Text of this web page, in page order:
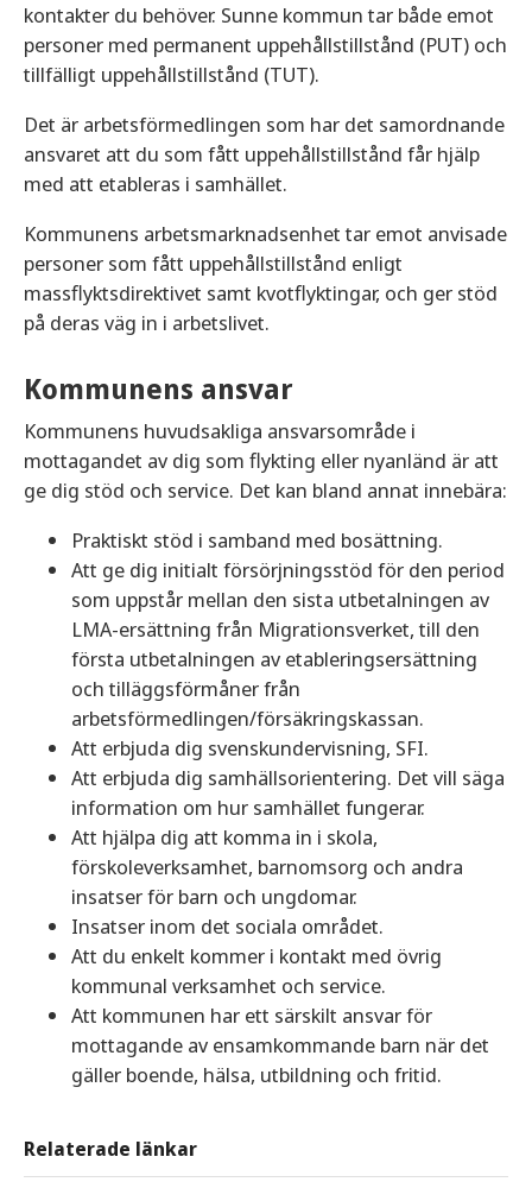
kontakter du behöver. Sunne kommun tar både emot
personer med permanent uppehållstillstånd (PUT) och
tillfälligt uppehållstillstånd (TUT).
Det är arbetsförmedlingen som har det samordnande
ansvaret att du som fått uppehållstillstånd får hjälp
med att etableras i samhället.
Kommunens arbetsmarknadsenhet tar emot anvisade
personer som fått uppehållstillstånd enligt
massflyktsdirektivet samt kvotflyktingar, och ger stöd
på deras väg in i arbetslivet.
Kommunens ansvar
Kommunens huvudsakliga ansvarsområde i
mottagandet av dig som flykting eller nyanländ är att
ge dig stöd och service. Det kan bland annat innebära:
Praktiskt stöd i samband med bosättning.
Att ge dig initialt försörjningsstöd för den period
som uppstår mellan den sista utbetalningen av
LMA-ersättning från Migrationsverket, till den
första utbetalningen av etableringsersättning
och tilläggsförmåner från
arbetsförmedlingen/försäkringskassan.
Att erbjuda dig svenskundervisning, SFI.
Att erbjuda dig samhällsorientering. Det vill säga
information om hur samhället fungerar.
Att hjälpa dig att komma in i skola,
förskoleverksamhet, barnomsorg och andra
insatser för barn och ungdomar.
Insatser inom det sociala området.
Att du enkelt kommer i kontakt med övrig
kommunal verksamhet och service.
Att kommunen har ett särskilt ansvar för
mottagande av ensamkommande barn när det
gäller boende, hälsa, utbildning och fritid.
Relaterade länkar